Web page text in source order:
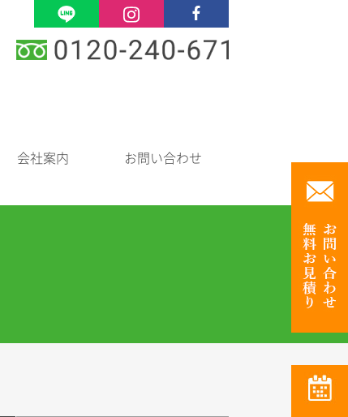
会社案内 お問い合わせ